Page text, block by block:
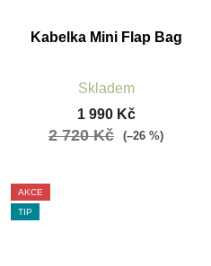
Kabelka Mini Flap Bag
Skladem
1 990 Kč
2 720 Kč (–26 %)
AKCE
TIP